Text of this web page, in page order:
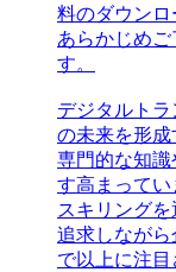
料のダウンロ
あらかじめ
す。
デジタルト
の未来を形成
専門的な知識
す高まってい
スキリング
追求しながら
で以上に注